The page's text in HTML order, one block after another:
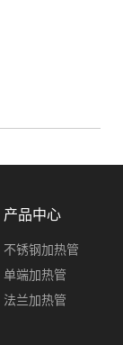
产品中心
不锈钢加热管
单端加热管
法兰加热管